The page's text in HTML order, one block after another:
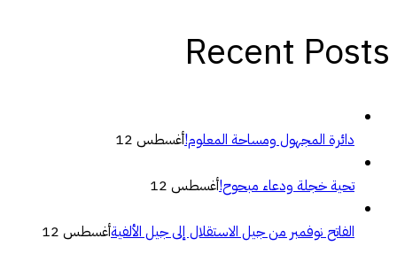
Recent Posts
دائرة المجهول ومساحة المعلوم!أغسطس 12
تحية خجلة ودعاء مبحوح!أغسطس 12
الفاتح نوفمبر من جيل الاستقلال إلى جيل الألفيةأغسطس 12